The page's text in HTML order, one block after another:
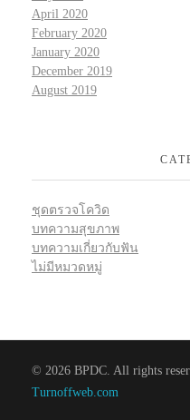
April 2020
February 2020
January 2020
December 2019
August 2019
ชุดตรวจโควิด
บทความสุขภาพ
บทความเกี่ยวกับฟัน
ไม่มีหมวดหมู่
© 2026 BPDC. All rights
Turnoffweb.com